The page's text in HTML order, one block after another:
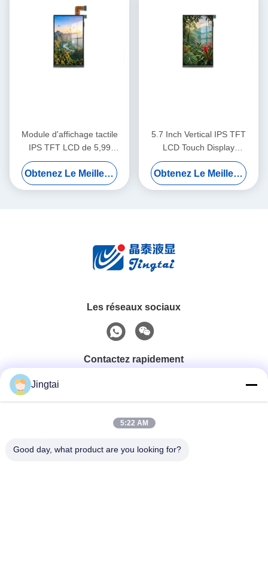
Module d'affichage tactile
IPS TFT LCD de 5,99
pouces 720x1440 MIPI pour
les systèmes de contrôle
d'accès
Obtenez Le Meilleur Prix
5.7 Inch Vertical IPS TFT
LCD Touch Display
720x1440 MIPI Pour les
systèmes de sécuritéObtenez Le Meilleur Prix
Les réseaux sociaux
Contactez rapidement
0086-755-27491128
E-Mail
Jingtai
5:22 AM
Good day, what product are you looking for?